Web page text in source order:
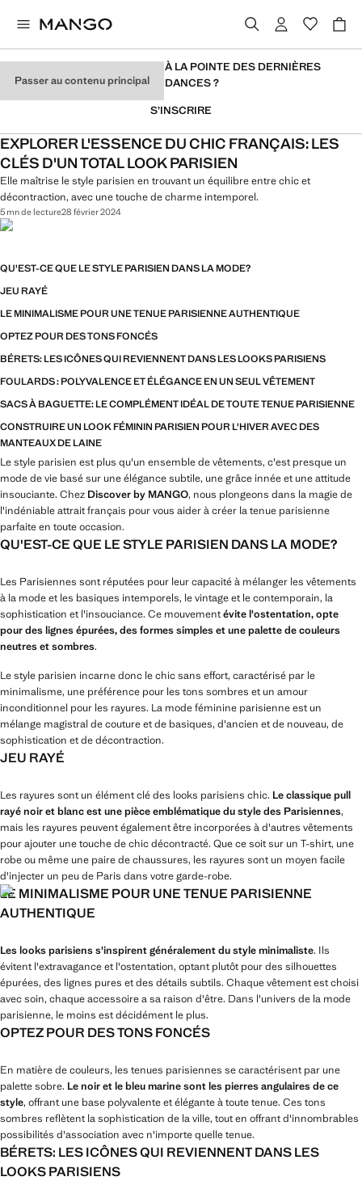
Passer au contenu principal
VOUS VOULEZ RESTER À LA POINTE DES DERNIÈRES
TENDANCES ?
S’INSCRIRE
EXPLORER L'ESSENCE DU CHIC FRANÇAIS: LES
CLÉS D'UN TOTAL LOOK PARISIEN
Elle maîtrise le style parisien en trouvant un équilibre entre chic et
décontraction, avec une touche de charme intemporel.
5 mn de lecture28 février 2024
QU'EST-CE QUE LE STYLE PARISIEN DANS LA MODE?
JEU RAYÉ
LE MINIMALISME POUR UNE TENUE PARISIENNE AUTHENTIQUE
OPTEZ POUR DES TONS FONCÉS
BÉRETS: LES ICÔNES QUI REVIENNENT DANS LES LOOKS PARISIENS
FOULARDS : POLYVALENCE ET ÉLÉGANCE EN UN SEUL VÊTEMENT
SACS À BAGUETTE: LE COMPLÉMENT IDÉAL DE TOUTE TENUE PARISIENNE
CONSTRUIRE UN LOOK FÉMININ PARISIEN POUR L'HIVER AVEC DES
MANTEAUX DE LAINE
Le style parisien est plus qu'un ensemble de vêtements, c'est presque un
mode de vie basé sur une élégance subtile, une grâce innée et une attitude
insouciante. Chez Discover by MANGO, nous plongeons dans la magie de
l'indéniable attrait français pour vous aider à créer la tenue parisienne
parfaite en toute occasion.
QU'EST-CE QUE LE STYLE PARISIEN DANS LA MODE?
Les Parisiennes sont réputées pour leur capacité à mélanger les vêtements
à la mode et les basiques intemporels, le vintage et le contemporain, la
sophistication et l'insouciance. Ce mouvementévite l'ostentation, opte
pour des lignes épurées, des formes simples et une palette de couleurs
neutres et sombres.
Le style parisien incarne donc le chic sans effort, caractérisé par le
minimalisme, une préférence pour les tons sombres et un amour
inconditionnel pour les rayures. La mode féminine parisienne est un
mélange magistral de couture et de basiques, d'ancien et de nouveau, de
sophistication et de décontraction.
JEU RAYÉ
Les rayures sont un élément clé des looks parisiens chic. Le classique pull
rayé noir et blanc est une pièce emblématique du style des Parisiennes,
mais les rayures peuvent également être incorporées à d'autres vêtements
pour ajouter une touche de chic décontracté. Que ce soit sur un T-shirt, une
robe ou même une paire de chaussures, les rayures sont un moyen facile
d'injecter un peu de Paris dans votre garde-robe.
LE MINIMALISME POUR UNE TENUE PARISIENNE
AUTHENTIQUE
Les looks parisiens s'inspirent généralement du style minimaliste. Ils
évitent l'extravagance et l'ostentation, optant plutôt pour des silhouettes
épurées, des lignes pures et des détails subtils. Chaque vêtement est choisi
avec soin, chaque accessoire a sa raison d'être. Dans l'univers de la mode
parisienne, le moins est décidément le plus.
OPTEZ POUR DES TONS FONCÉS
En matière de couleurs, les tenues parisiennes se caractérisent par une
palette sobre. Le noir et le bleu marine sont les pierres angulaires de ce
style, offrant une base polyvalente et élégante à toute tenue. Ces tons
sombres reflètent la sophistication de la ville, tout en offrant d'innombrables
possibilités d'association avec n'importe quelle tenue.
BÉRETS: LES ICÔNES QUI REVIENNENT DANS LES
LOOKS PARISIENS